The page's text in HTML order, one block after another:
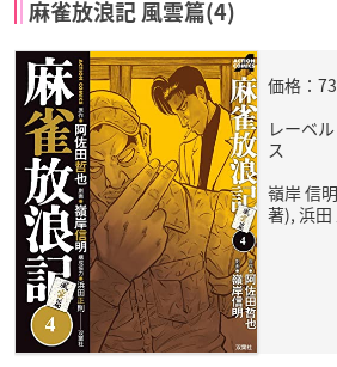
麻雀放浪記 風雲篇(4)
価格：
レーベ
ス
嶺岸 信
著), 浜田